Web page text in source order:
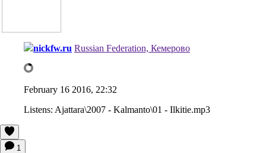
nickfw.ru Russian Federation, Кемерово
February 16 2016, 22:32
Listens: Ajattara\2007 - Kalmanto\01 - Ilkitie.mp3
1